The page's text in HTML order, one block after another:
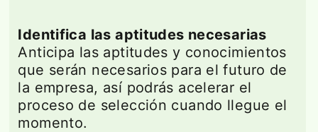
Identifica las aptitudes necesarias
Anticipa las aptitudes y conocimientos
que serán necesarios para el futuro de
la empresa, así podrás acelerar el
proceso de selección cuando llegue el
momento.